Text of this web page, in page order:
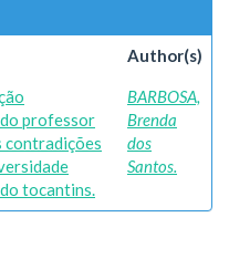
Author(s)
professor
contradições
tocantins.
BARBOSA,
Brenda
dos
Santos.